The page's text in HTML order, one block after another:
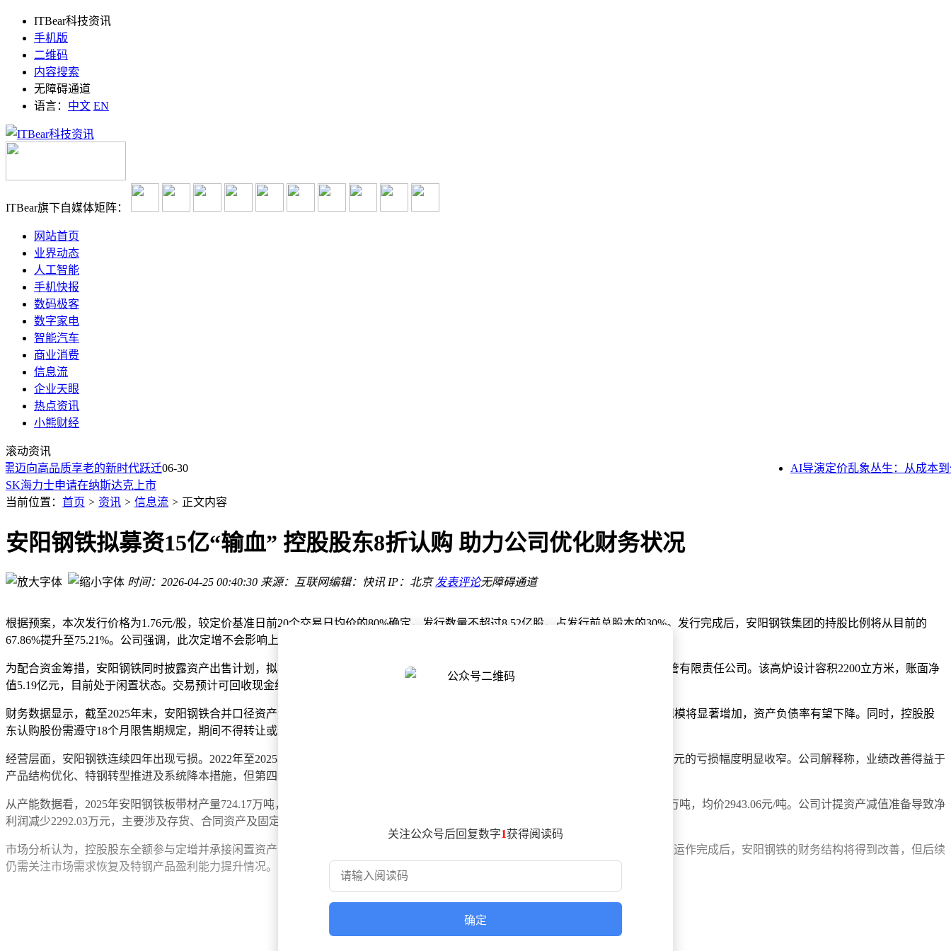
ITBear科技资讯
手机版
二维码
内容搜索
无障碍通道
语言： 中文 EN
ITBear旗下自媒体矩阵：
网站首页
业界动态
人工智能
手机快报
数码极客
数字家电
智能汽车
商业消费
信息流
企业天眼
热点资讯
小熊财经
滚动资讯
向高品质享老的新时代跃迁06-30 AI导演定价乱象丛生：从成本到
吴昊、金梓才等靠AI封神！上半年主动权益基金首尾两极分化触目惊心
小摩微升迪士尼目标价至140美元
全国第二例CAPA-IVM试管婴儿在锦欣西囡顺利分娩 "温和试管"可复制性获验证
SK海力士申请在纳斯达克上市
上期所：调整黄金等期货相关合约涨跌停板幅度和交易保证金比例
财通福鑫定开混合：将于2026年7月1日全天停牌
图解丨2026年上半年A股ETF涨跌幅榜TOP30
道指期货、标普500指数期货升至盘中高点
小摩微升迪士尼目标价至140美元
当前位置： 首页 > 资讯 > 信息流 > 正文内容
安阳钢铁拟募资15亿“输血” 控股股东8折认购 助力公司优化财务状况
时间：2026-04-25 00:40:30 来源：互联网编辑：快讯 IP：北京 发表评论无障碍通道
根据预案，本次发行价格为1.76元/股，较定价基准日前20个交易日均价的80%确定，发行数量不超过8.52亿股，占发行前总股本的30%。发行完成后，安阳钢铁集团的持股比例将从目前的
67.86%提升至75.21%。公司强调，此次定增不会影响上市地位，社会公众股东持股比例仍将保持不低于10%。
为配合资金筹措，安阳钢铁同时披露资产出售计划，拟将炼铁作业部1号高炉及相关设备转让给集团下属子公司安钢集团永通球墨铸铁管有限责任公司。该高炉设计容积2200立方米，账面净
值5.19亿元，目前处于闲置状态。交易预计可回收现金约5亿元，所得款项将用于补充流动资金及偿还债务。
财务数据显示，截至2025年末，安阳钢铁合并口径资产负债率高达91.49%。公司表示，通过定增和资产出售，预计资产总额和净资产规模将显著增加，资产负债率有望下降。同时，控股股
东认购股份需遵守18个月限售期规定，期间不得转让或通过衍生方式处置所获股份。
经营层面，安阳钢铁连续四年出现亏损。2022年至2025年，归母净利润累计亏损超93亿元，其中2025年亏损4.97亿元，较2024年32.71亿元的亏损幅度明显收窄。公司解释称，业绩改善得益于
产品结构优化、特钢转型推进及系统降本措施，但第四季度市场环境变化导致全年仍未扭亏。
从产能数据看，2025年安阳钢铁板带材产量724.17万吨，销量712.47万吨，销售均价3182.33元/吨；其他产品产量79.35万吨，销量80.32万吨，均价2943.06元/吨。公司计提资产减值准备导致净
利润减少2292.03万元，主要涉及存货、合同资产及固定资产减值。
市场分析认为，控股股东全额参与定增并承接闲置资产，既体现了对上市公司发展的支持，也有助于优化集团内部资源配置。此次资本运作完成后，安阳钢铁的财务结构将得到改善，但后续
仍需关注市场需求恢复及特钢产品盈利能力提升情况。
关注公众号后回复数字1获得阅读码
确定